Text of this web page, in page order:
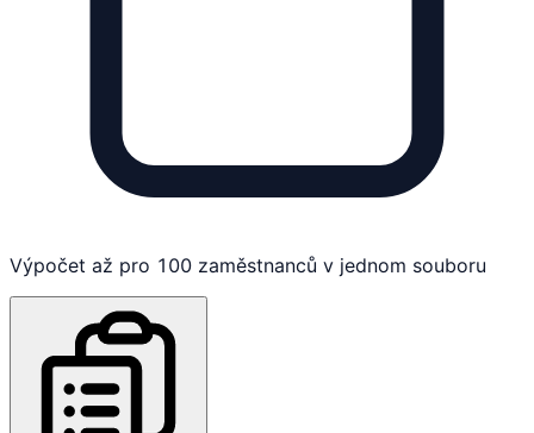
Výpočet až pro 100 zaměstnanců v jednom souboru